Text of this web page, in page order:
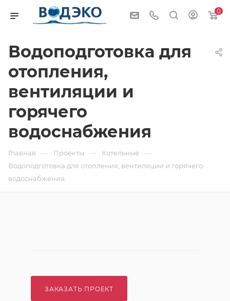
0
Водоподготовка для
отопления,
вентиляции и
горячего
водоснабжения
Главная — Проекты — Котельные —
Водоподготовка для отопления, вентиляции и горячего
водоснабжения
ЗАКАЗАТЬ ПРОЕКТ